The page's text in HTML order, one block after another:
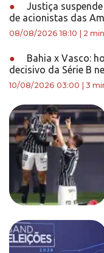
●
Justiça
de acionistas das
08/08/2026 18:10 2 min
●
Bahia x Vasco:
decisivo da Série B
10/08/2026 03:00 3